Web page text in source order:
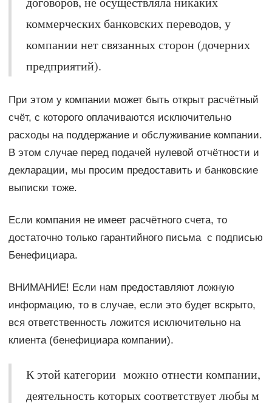
коммерческих банковских переводов, у
компании нет связанных сторон (дочерних
предприятий).
При этом у компании может быть открыт расчётный
счёт, с которого оплачиваются исключительно
расходы на поддержание и обслуживание компании.
В этом случае перед подачей нулевой отчётности и
декларации, мы просим предоставить и банковские
выписки тоже.
Если компания не имеет расчётного счета, то
достаточно только гарантийного письма с подписью
Бенефициара.
ВНИМАНИЕ! Если нам предоставляют ложную
информацию, то в случае, если это будет вскрыто,
вся ответственность ложится исключительно на
клиента (бенефициара компании).
К этой категории можно отнести компании,
деятельность которых соответствует любы м